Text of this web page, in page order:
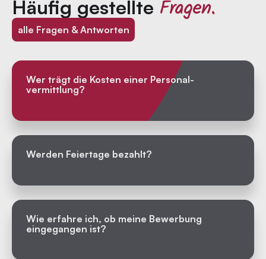
Häufig gestellte Fragen.
alle Fragen & Antworten
Wer trägt die Kosten einer Personal­
vermittlung?
Werden Feiertage bezahlt?
Wie erfahre ich, ob meine Bewerbung
eingegangen ist?